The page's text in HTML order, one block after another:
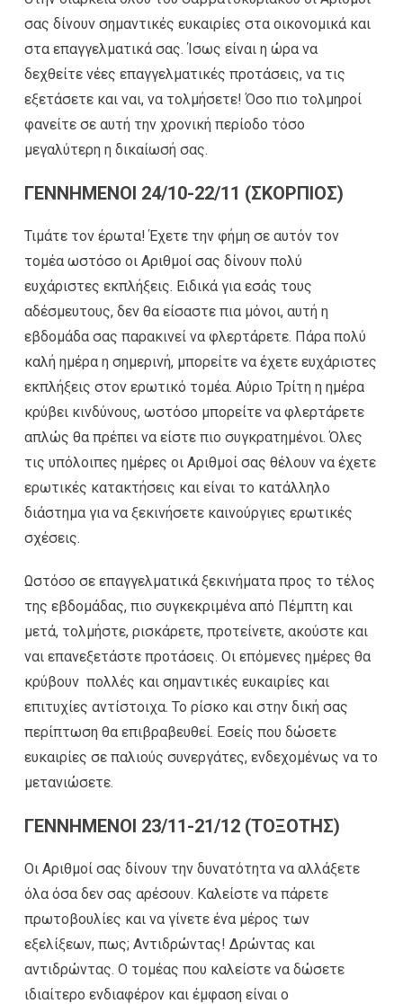
σας δίνουν σημαντικές ευκαιρίες στα οικονομικά και
στα επαγγελματικά σας. Ίσως είναι η ώρα να
δεχθείτε νέες επαγγελματικές προτάσεις, να τις
εξετάσετε και ναι, να τολμήσετε! Όσο πιο τολμηροί
φανείτε σε αυτή την χρονική περίοδο τόσο
μεγαλύτερη η δικαίωσή σας.
ΓΕΝΝΗΜΕΝΟΙ 24/10-22/11 (ΣΚΟΡΠΙΟΣ)
Τιμάτε τον έρωτα! Έχετε την φήμη σε αυτόν τον
τομέα ωστόσο οι Αριθμοί σας δίνουν πολύ
ευχάριστες εκπλήξεις. Ειδικά για εσάς τους
αδέσμευτους, δεν θα είσαστε πια μόνοι, αυτή η
εβδομάδα σας παρακινεί να φλερτάρετε. Πάρα πολύ
καλή ημέρα η σημερινή, μπορείτε να έχετε ευχάριστες
εκπλήξεις στον ερωτικό τομέα. Αύριο Τρίτη η ημέρα
κρύβει κινδύνους, ωστόσο μπορείτε να φλερτάρετε
απλώς θα πρέπει να είστε πιο συγκρατημένοι. Όλες
τις υπόλοιπες ημέρες οι Αριθμοί σας θέλουν να έχετε
ερωτικές κατακτήσεις και είναι το κατάλληλο
διάστημα για να ξεκινήσετε καινούργιες ερωτικές
σχέσεις.
Ωστόσο σε επαγγελματικά ξεκινήματα προς το τέλος
της εβδομάδας, πιο συγκεκριμένα από Πέμπτη και
μετά, τολμήστε, ρισκάρετε, προτείνετε, ακούστε και
ναι επανεξετάστε προτάσεις. Οι επόμενες ημέρες θα
κρύβουν πολλές και σημαντικές ευκαιρίες και
επιτυχίες αντίστοιχα. Το ρίσκο και στην δική σας
περίπτωση θα επιβραβευθεί. Εσείς που δώσετε
ευκαιρίες σε παλιούς συνεργάτες, ενδεχομένως να το
μετανιώσετε.
ΓΕΝΝΗΜΕΝΟΙ 23/11-21/12 (ΤΟΞΟΤΗΣ)
Οι Αριθμοί σας δίνουν την δυνατότητα να αλλάξετε
όλα όσα δεν σας αρέσουν. Καλείστε να πάρετε
πρωτοβουλίες και να γίνετε ένα μέρος των
εξελίξεων, πως; Αντιδρώντας! Δρώντας και
αντιδρώντας. Ο τομέας που καλείστε να δώσετε
ιδιαίτερο ενδιαφέρον και έμφαση είναι ο